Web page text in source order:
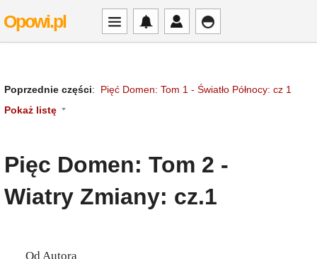
Opowi.pl
Poprzednie części: Pięć Domen: Tom 1 - Światło Północy: cz 1
Pokaż listę
Pięc Domen: Tom 2 -
Wiatry Zmiany: cz.1
Od Autora